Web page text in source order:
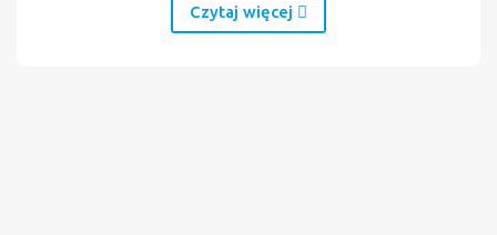
Czytaj więcej